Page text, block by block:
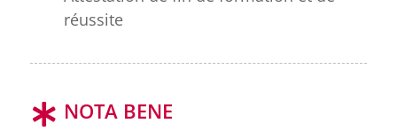
réussite
NOTA BENE